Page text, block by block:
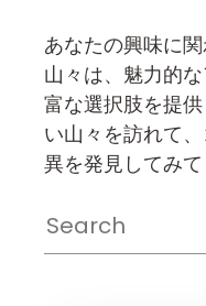
あなたの興味に
山々は、魅力的
富な選択肢を提
い山々を訪れて
異を発見してみて